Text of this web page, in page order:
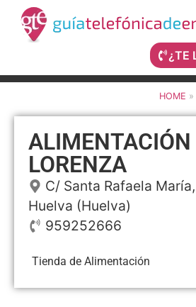
¿TE
HOME »
ALIMENTACIÓN
LORENZA
C/ Santa Rafaela
Huelva (Huelva)
959252666
Tienda de Alimentación